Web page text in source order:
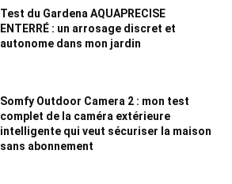
Test du Gardena AQUAPRECISE
ENTERRÉ : un arrosage discret et
autonome dans mon jardin
Somfy Outdoor Camera 2 : mon test
complet de la caméra extérieure
intelligente qui veut sécuriser la maison
sans abonnement